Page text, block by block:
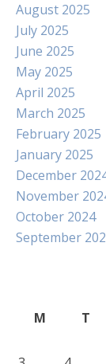
August 2025
July 2025
June 2025
May 2025
April 2025
March 2025
February 2025
January 2025
December
November
October 2024
September
M
T